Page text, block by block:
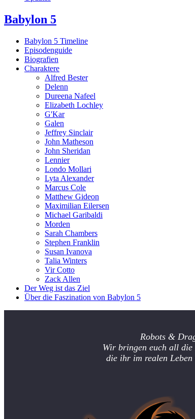
Babylon 5
Babylon 5 Timeline
Episodenguide
Biografien
Charaktere
Alfred Bester
Delenn
Dureena Nafeel
Elizabeth Lochley
G'Kar
Galen
Jeffrey Sinclair
John Matheson
John Sheridan
Lennier
Londo Mollari
Lyta Alexander
Marcus Cole
Matthew Gideon
Maximilian Eilersen
Michael Garibaldi
Morden
Sarah Chambers
Stephen Franklin
Susan Ivanova
Talia Winters
Vir Cotto
Zack Allen
Der Weg ist das Ziel
Über die Faszination von Babylon 5
Robots &
Wir bringen euch all die
die ihr im realen